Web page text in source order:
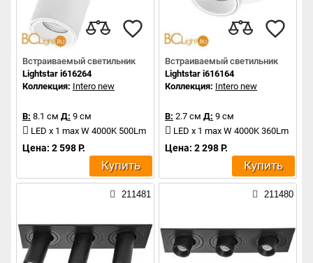
Встраиваемый светильник
Lightstar i616264
Коллекция: Intero new
В: 8.1 см Д: 9 см
LED x 1 max W 4000K 500Lm
Цена: 2 598 Р.
Купить
Встраиваемый светильник
Lightstar i616164
Коллекция: Intero new
В: 2.7 см Д: 9 см
LED x 1 max W 4000K 360Lm
Цена: 2 298 Р.
Купить
211481 211480